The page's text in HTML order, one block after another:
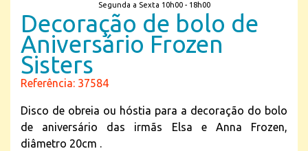
Segunda a Sexta 10h00 - 18h00
Decoração de bolo de
Aniversário Frozen
Sisters
Referência: 37584
Disco de obreia ou hóstia para a decoração do bolo
de aniversário das irmãs Elsa e Anna Frozen,
diâmetro 20cm .